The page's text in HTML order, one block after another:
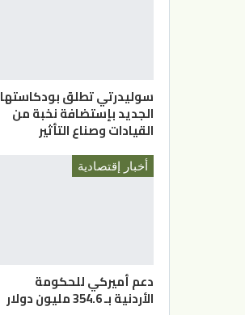
سوليدرتي تطلق بودكاستها
الجديد بإستضافة نخبة من
القيادات وصناع التأثير
أخبار إقتصادية
دعم أميركي للحكومة
الأردنية بـ 354.6 مليون دولار